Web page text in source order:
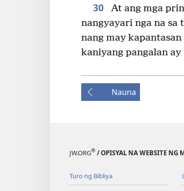
30 At ang mga
nangyayari nga na
nang may kapantasan
kaniyang pangalan
Nauna
JW.ORG® / OPISYAL NA WEBSITE NG
Turo ng Bibliya